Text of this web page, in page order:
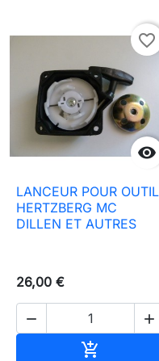

favorite_border
LANCEUR POUR OUTIL
HERTZBERG MC
DILLEN ET AUTRES
26,00 €
 
